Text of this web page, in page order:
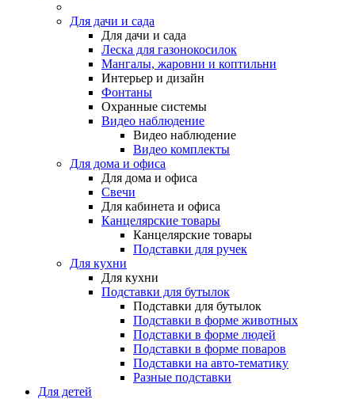
Для дачи и сада
Для дачи и сада
Леска для газонокосилок
Мангалы, жаровни и коптильни
Интерьер и дизайн
Фонтаны
Охранные системы
Видео наблюдение
Видео наблюдение
Видео комплекты
Для дома и офиса
Для дома и офиса
Свечи
Для кабинета и офиса
Канцелярские товары
Канцелярские товары
Подставки для ручек
Для кухни
Для кухни
Подставки для бутылок
Подставки для бутылок
Подставки в форме животных
Подставки в форме людей
Подставки в форме поваров
Подставки на авто-тематику
Разные подставки
Для детей